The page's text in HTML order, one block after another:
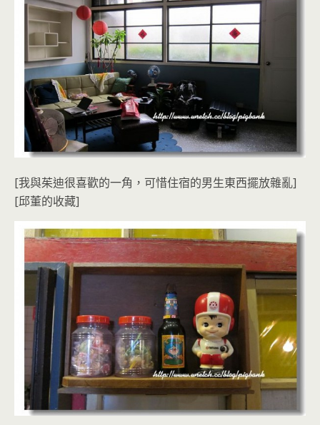
[我與茱迪很喜歡的一角，可惜住宿的男生東西擺放雜亂]
[邱董的收藏]